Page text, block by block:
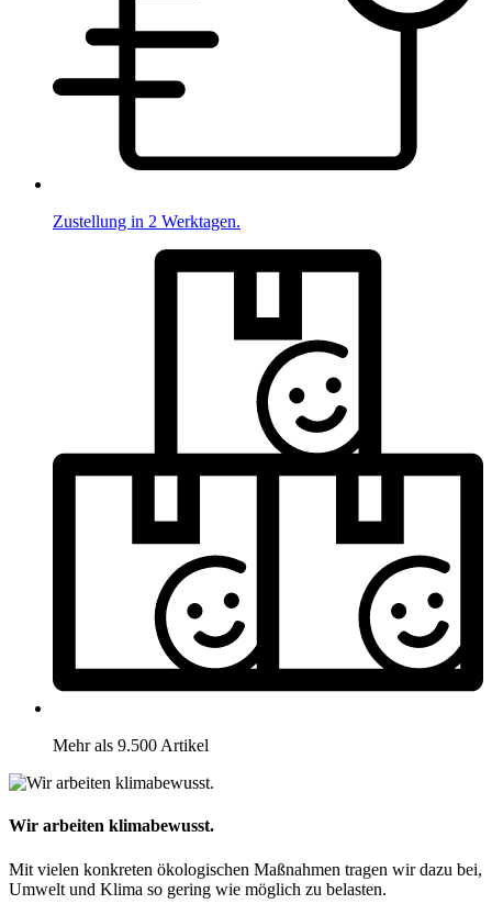
Zustellung in 2 Werktagen.
Mehr als 9.500 Artikel
Wir arbeiten klimabewusst.
Mit vielen konkreten ökologischen Maßnahmen tragen wir dazu bei,
Umwelt und Klima so gering wie möglich zu belasten.